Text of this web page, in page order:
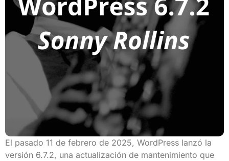
El pasado 11 de febrero de 2025, WordPress lanzó la
versión 6.7.2, una actualización de mantenimiento que